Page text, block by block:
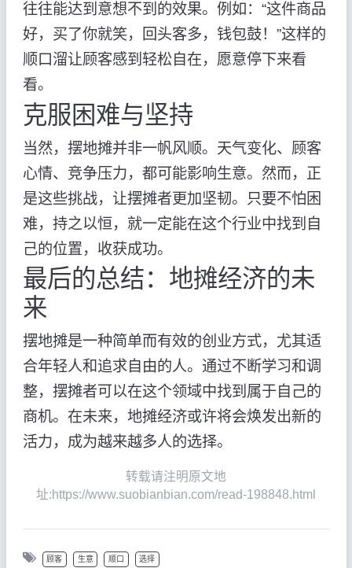
往往能达到意想不到的效果。例如：“这件商品
好，买了你就笑，回头客多，钱包鼓！”这样的
顺口溜让顾客感到轻松自在，愿意停下来看
看。
克服困难与坚持
当然，摆地摊并非一帆风顺。天气变化、顾客
心情、竞争压力，都可能影响生意。然而，正
是这些挑战，让摆摊者更加坚韧。只要不怕困
难，持之以恒，就一定能在这个行业中找到自
己的位置，收获成功。
最后的总结：地摊经济的未
来
摆地摊是一种简单而有效的创业方式，尤其适
合年轻人和追求自由的人。通过不断学习和调
整，摆摊者可以在这个领域中找到属于自己的
商机。在未来，地摊经济或许将会焕发出新的
活力，成为越来越多人的选择。
转载请注明原文地
址:https://www.suobianbian.com/read-198848.html
顾客 生意 顺口 选择